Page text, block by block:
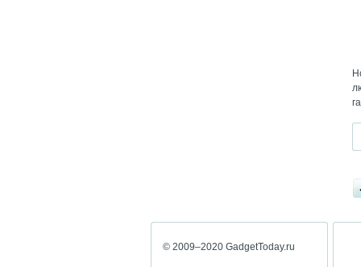
© 2009–2020 GadgetToday.ru